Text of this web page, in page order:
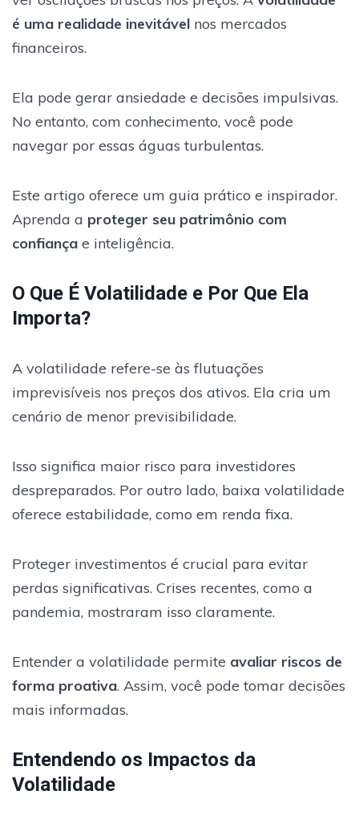
é uma realidade inevitável nos mercados
financeiros.
Ela pode gerar ansiedade e decisões impulsivas.
No entanto, com conhecimento, você pode
navegar por essas águas turbulentas.
Este artigo oferece um guia prático e inspirador.
Aprenda a proteger seu patrimônio com
confiança e inteligência.
O Que É Volatilidade e Por Que Ela
Importa?
A volatilidade refere-se às flutuações
imprevisíveis nos preços dos ativos. Ela cria um
cenário de menor previsibilidade.
Isso significa maior risco para investidores
despreparados. Por outro lado, baixa volatilidade
oferece estabilidade, como em renda fixa.
Proteger investimentos é crucial para evitar
perdas significativas. Crises recentes, como a
pandemia, mostraram isso claramente.
Entender a volatilidade permite avaliar riscos de
forma proativa. Assim, você pode tomar decisões
mais informadas.
Entendendo os Impactos da
Volatilidade